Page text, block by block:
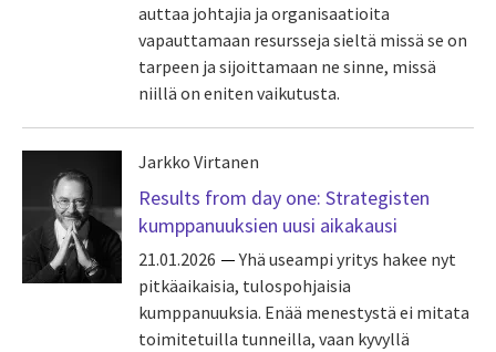
auttaa johtajia ja organisaatioita
vapauttamaan resursseja sieltä missä se on
tarpeen ja sijoittamaan ne sinne, missä
niillä on eniten vaikutusta.
Jarkko Virtanen
Results from day one: Strategisten
kumppanuuksien uusi aikakausi
21.01.2026
Yhä useampi yritys hakee nyt
pitkäaikaisia, tulospohjaisia
kumppanuuksia. Enää menestystä ei mitata
toimitetuilla tunneilla, vaan kyvyllä